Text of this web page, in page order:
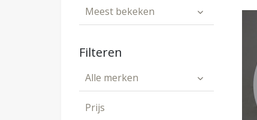
Meest bekeken
Filteren
Alle merken
Prijs